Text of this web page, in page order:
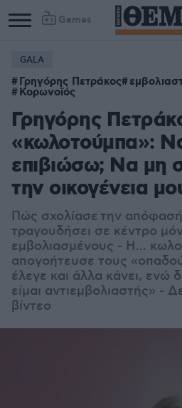
Games
GALA
Γρηγόρης Πετράκος
Κορωνοϊός
Γρηγόρης
«κωλοτούμπα»:
επιβιώσω; Να μη
την οικογένεια
Πώς σχολίασε την
τραγουδήσει σε κέντρο
εμβολιασμένους - Η...
απογοήτευσε τους
έλεγε και άλλα κάνει, ενώ
είμαι αντιεμβολιαστής» -
βίντεο